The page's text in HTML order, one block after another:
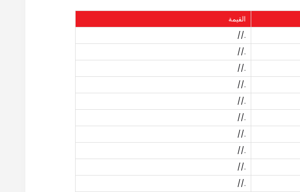
القيمة
.//
.//
.//
.//
.//
.//
.//
.//
.//
.//